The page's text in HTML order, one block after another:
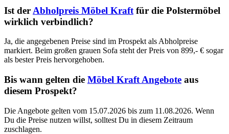
Ist der Abholpreis Möbel Kraft für die Polstermöbel
wirklich verbindlich?
Ja, die angegebenen Preise sind im Prospekt als Abholpreise
markiert. Beim großen grauen Sofa steht der Preis von 899,- € sogar
als bester Preis hervorgehoben.
Bis wann gelten die Möbel Kraft Angebote aus
diesem Prospekt?
Die Angebote gelten vom 15.07.2026 bis zum 11.08.2026. Wenn
Du die Preise nutzen willst, solltest Du in diesem Zeitraum
zuschlagen.